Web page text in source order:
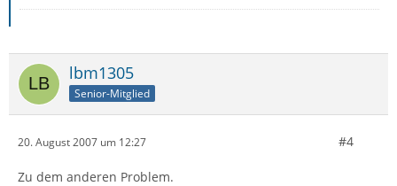
lbm1305
Senior-Mitglied
20. August 2007 um 12:27 #4
Zu dem anderen Problem.